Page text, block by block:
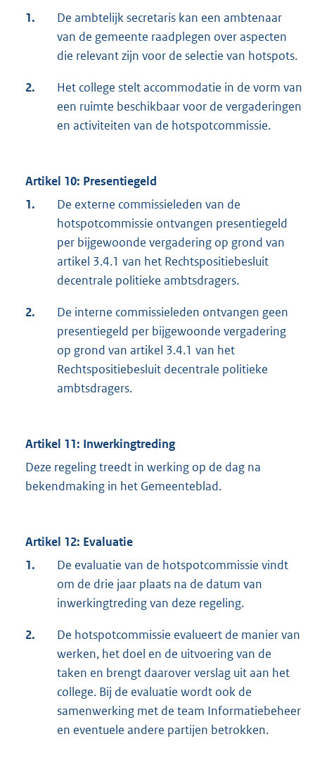
1.
De ambtelijk secretaris kan een ambtenaar
van de gemeente raadplegen over aspecten
die relevant zijn voor de selectie van hotspots.
2.
Het college stelt accommodatie in de vorm van
een ruimte beschikbaar voor de vergaderingen
en activiteiten van de hotspotcommissie.
Artikel 10: Presentiegeld
1.
De externe commissieleden van de
hotspotcommissie ontvangen presentiegeld
per bijgewoonde vergadering op grond van
artikel 3.4.1 van het Rechtspositiebesluit
decentrale politieke ambtsdragers.
2.
De interne commissieleden ontvangen geen
presentiegeld per bijgewoonde vergadering
op grond van artikel 3.4.1 van het
Rechtspositiebesluit decentrale politieke
ambtsdragers.
Artikel 11: Inwerkingtreding
Deze regeling treedt in werking op de dag na
bekendmaking in het Gemeenteblad.
Artikel 12: Evaluatie
1.
De evaluatie van de hotspotcommissie vindt
om de drie jaar plaats na de datum van
inwerkingtreding van deze regeling.
2.
De hotspotcommissie evalueert de manier van
werken, het doel en de uitvoering van de
taken en brengt daarover verslag uit aan het
college. Bij de evaluatie wordt ook de
samenwerking met de team Informatiebeheer
en eventuele andere partijen betrokken.